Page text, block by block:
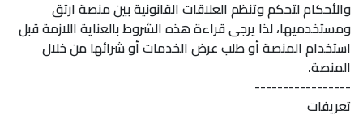
والأحكام لتحكم وتنظم العلاقات القانونية بين منصة ارتق
ومستخدميها، لذا يرجى قراءة هذه الشروط بالعناية اللازمة قبل
استخدام المنصة أو طلب عرض الخدمات أو شرائها من خلال
المنصة.
-----------------
تعريفات